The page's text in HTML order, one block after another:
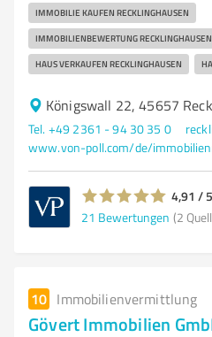
IMMOBILIE KAUFEN RECKLINGHAUSEN
IMMOBILIENBEWERTUNG RECKLINGHAUSEN
HAUS VERKAUFEN RECKLINGHAUSEN
Königswall 22, 45657
Tel. +49 2361 - 94 30 35 0
4,91 /
21 Bewertungen (2
10 Immobilienvermittlung
Gövert Immobilien